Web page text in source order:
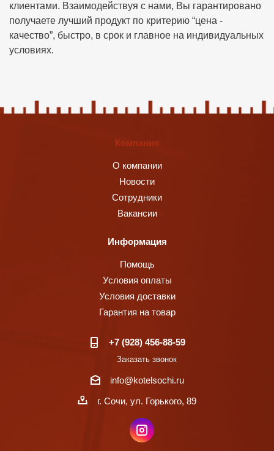
клиентами. Взаимодействуя с нами, Вы гарантировано
получаете лучший продукт по критерию “цена -
качество”, быстро, в срок и главное на индивидуальных
условиях.
Компания
О компании
Новости
Сотрудники
Вакансии
Информация
Помощь
Условия оплаты
Условия доставки
Гарантия на товар
+7 (928) 456-88-59
Заказать звонок
info@kotelsochi.ru
г. Сочи, ул. Горького, 89